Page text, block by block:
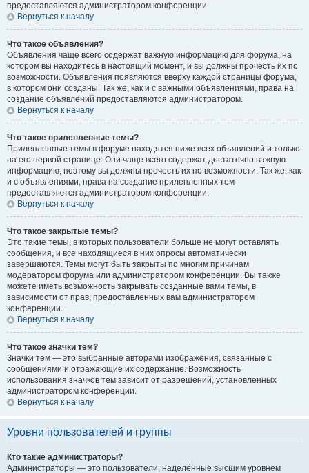
предоставляются администратором конференции.
Вернуться к началу
Что такое объявления?
Объявления чаще всего содержат важную информацию для форума, на
котором вы находитесь в настоящий момент, и вы должны прочесть их по
возможности. Объявления появляются вверху каждой страницы форума,
в котором они созданы. Так же, как и с важными объявлениями, права на
создание объявлений предоставляются администратором.
Вернуться к началу
Что такое прилепленные темы?
Прилепленные темы в форуме находятся ниже всех объявлений и только
на его первой странице. Они чаще всего содержат достаточно важную
информацию, поэтому вы должны прочесть их по возможности. Так же, как
и с объявлениями, права на создание прилепленных тем
предоставляются администратором конференции.
Вернуться к началу
Что такое закрытые темы?
Это такие темы, в которых пользователи больше не могут оставлять
сообщения, и все находящиеся в них опросы автоматически
завершаются. Темы могут быть закрыты по многим причинам
модератором форума или администратором конференции. Вы также
можете иметь возможность закрывать созданные вами темы, в
зависимости от прав, предоставленных вам администратором
конференции.
Вернуться к началу
Что такое значки тем?
Значки тем — это выбранные авторами изображения, связанные с
сообщениями и отражающие их содержание. Возможность
использования значков тем зависит от разрешений, установленных
администратором конференции.
Вернуться к началу
Уровни пользователей и группы
Кто такие администраторы?
Администраторы — это пользователи, наделённые высшим уровнем